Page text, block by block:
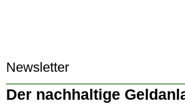
Newsletter
Der nachhaltige